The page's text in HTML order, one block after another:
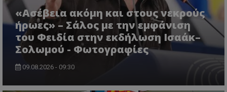
«Ασέβεια ακόμη και στους νεκρούς
ήρωες» – Σάλος με την εμφάνιση
του Φειδία στην εκδήλωση Ισαάκ–
Σολωμού - Φωτογραφίες
09.08.2026 - 09:30